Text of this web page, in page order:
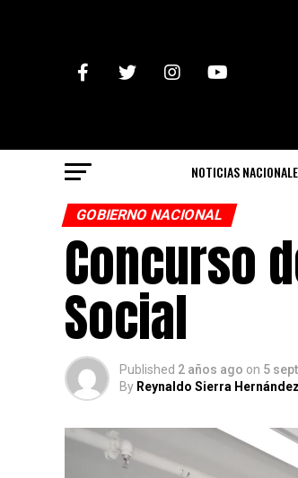
NOTICIAS
GOBIERNO NACIONAL
Concurso
Social
Published 2 años ago on 5
By Reynaldo Sierra Hernández